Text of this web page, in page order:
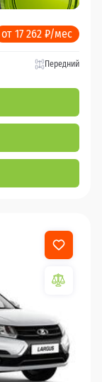
от 17 262 ₽/мес
Передний